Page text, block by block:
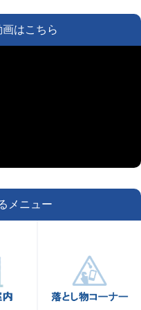
はこちら
メニュー